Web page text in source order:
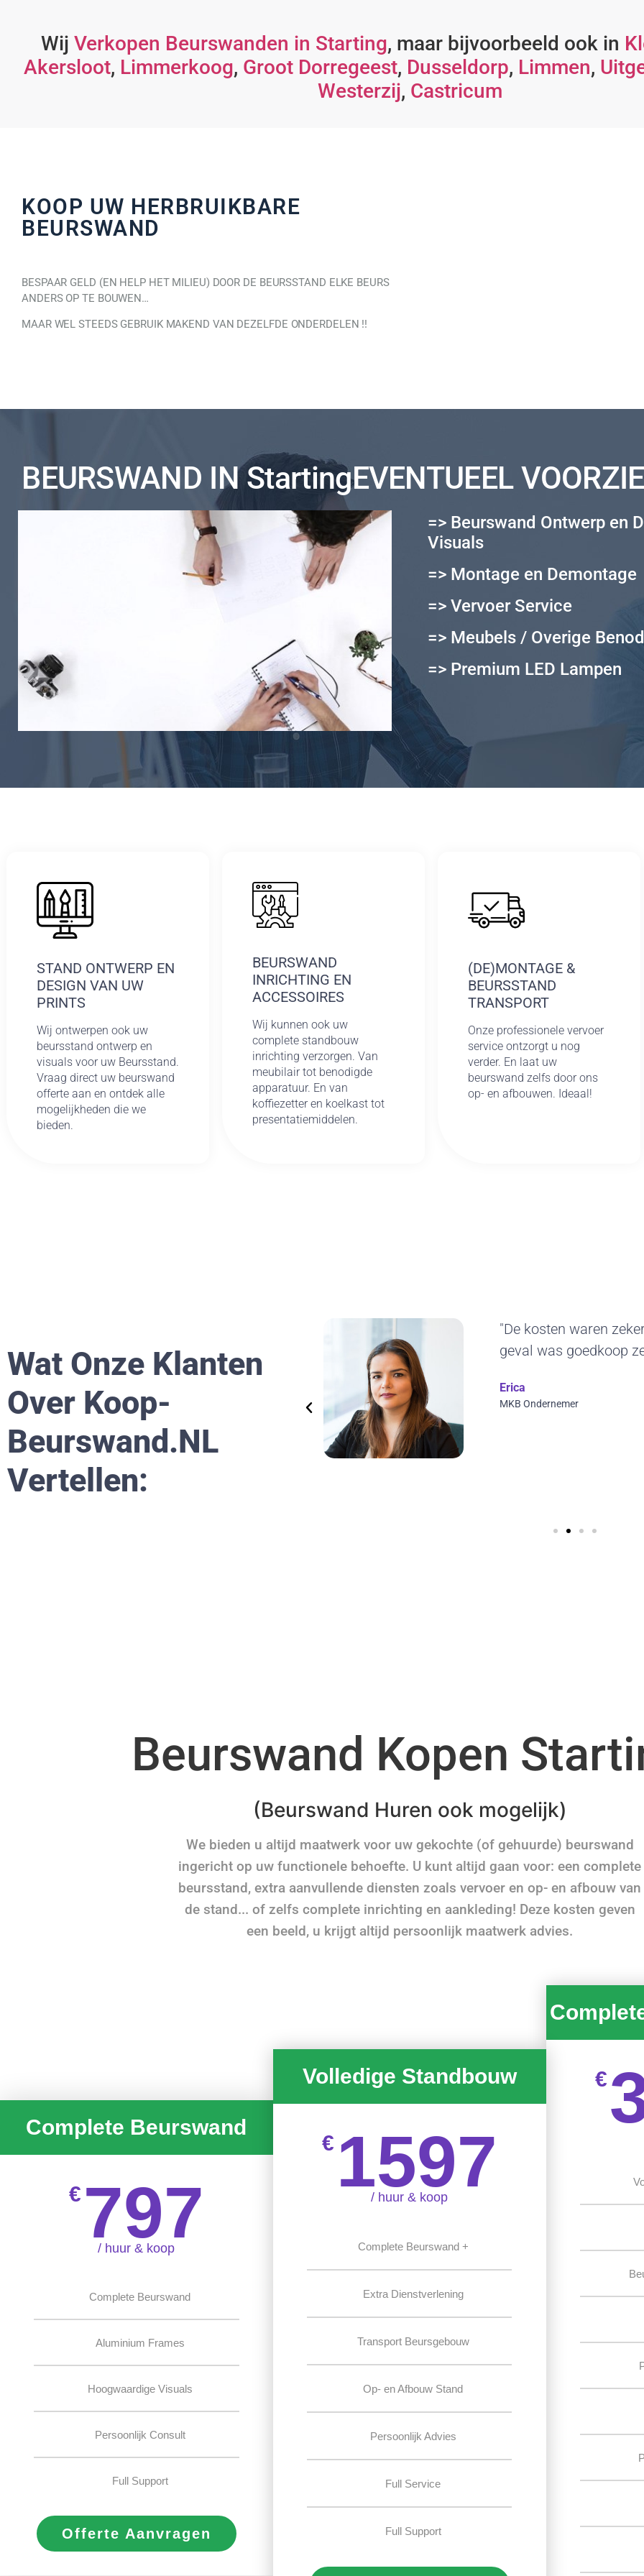
Wij Verkopen Beurswanden in Starting, maar bijvoorbeeld ook in
Akersloot, Limmerkoog, Groot Dorregeest, Dusseldorp, Limmen,
Westerzij, Castricum
KOOP UW HERBRUIKBARE
BEURSWAND
BESPAAR GELD (EN HELP HET MILIEU) DOOR DE BEURSSTAND ELKE BEURS
ANDERS OP TE BOUWEN…
MAAR WEL STEEDS GEBRUIK MAKEND VAN DEZELFDE ONDERDELEN !!
BEURSWAND IN StartingEVENTUEEL
=> Beurswand Ontwerp en
Visuals
=> Montage en Demontage
=> Vervoer Service
=> Meubels / Overige
=> Premium LED Lampen
STAND ONTWERP EN
DESIGN VAN UW
PRINTS
Wij ontwerpen ook uw
beursstand ontwerp en
visuals voor uw Beursstand.
Vraag direct uw beurswand
offerte aan en ontdek alle
mogelijkheden die we
bieden.
BEURSWAND
INRICHTING EN
ACCESSOIRES
Wij kunnen ook uw
complete standbouw
inrichting verzorgen. Van
meubilair tot benodigde
apparatuur. En van
koffiezetter en koelkast tot
presentatiemiddelen.
(DE)MONTAGE &
BEURSSTAND
TRANSPORT
Onze professionele vervoer
service ontzorgt u nog
verder. En laat uw
beurswand zelfs door ons
op- en afbouwen. Ideaal!
Wat Onze Klanten
Over Koop-
Beurswand.nL
Vertellen:
was goedkoop zeker geen duurkoop!"
"Het duurzame
ons erg aan. De
ontwerp en we
Beurswand Kopen
(Beurswand Huren ook mogelijk)
We bieden u altijd maatwerk voor uw gekochte (of gehuurde) beurswand
ingericht op uw functionele behoefte. U kunt altijd gaan voor: een complete
beursstand, extra aanvullende diensten zoals vervoer en op- en afbouw van
de stand... of zelfs complete inrichting en aankleding! Deze kosten geven
een beeld, u krijgt altijd persoonlijk maatwerk advies.
Complete Beurswand
€ 797
/ huur & koop
Complete Beurswand
Aluminium Frames
Hoogwaardige Visuals
Persoonlijk Consult
Full Support
Offerte Aanvragen
Volledige Standbouw
€ 1597
/ huur & koop
Complete Beurswand +
Extra Dienstverlening
Transport Beursgebouw
Op- en Afbouw Stand
Persoonlijk Advies
Full Service
Full Support
€